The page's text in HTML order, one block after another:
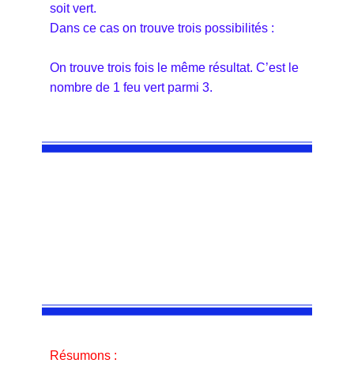
soit vert.
Dans ce cas on trouve trois possibilités :
On trouve trois fois le même résultat. C’est le
nombre de 1 feu vert parmi 3.
Résumons :